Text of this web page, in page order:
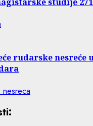
rudarske nesreće